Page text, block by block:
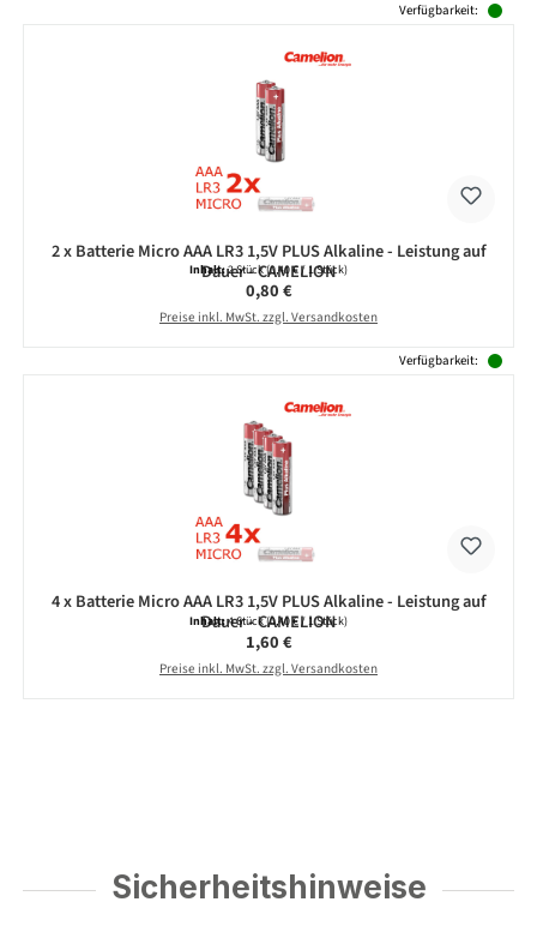
Verfügbarkeit:
2 x Batterie Micro AAA LR3 1,5V PLUS Alkaline - Leistung auf
Dauer - CAMELION
Inhalt:2 Stück(0,40 € / 1 Stück)
Regulärer Preis:
0,80 €
Preise inkl. MwSt. zzgl. Versandkosten
Verfügbarkeit:
4 x Batterie Micro AAA LR3 1,5V PLUS Alkaline - Leistung auf
Dauer - CAMELION
Inhalt:4 Stück(0,40 € / 1 Stück)
Regulärer Preis:
1,60 €
Preise inkl. MwSt. zzgl. Versandkosten
Sicherheitshinweise